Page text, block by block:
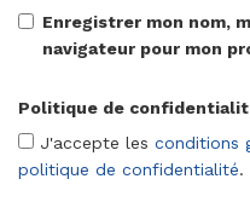
Enregistrer mon nom,
navigateur pour mon
Politique de
J'accepte les conditions
politique de confidentialité.